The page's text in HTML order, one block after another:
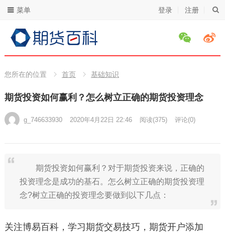
登录 注册
菜单
您所在的位置 首页 基础知识
期货投资如何赢利？怎么树立正确的期货投资理念
g_746633930 2020年4月22日 22:46 阅读(375) 评论(0)
期货投资如何赢利？对于期货投资来说，正确的
投资理念是成功的基石。怎么树立正确的期货投资理
念?树立正确的投资理念要做到以下几点：
关注博易百科，学习期货交易技巧，期货开户添加